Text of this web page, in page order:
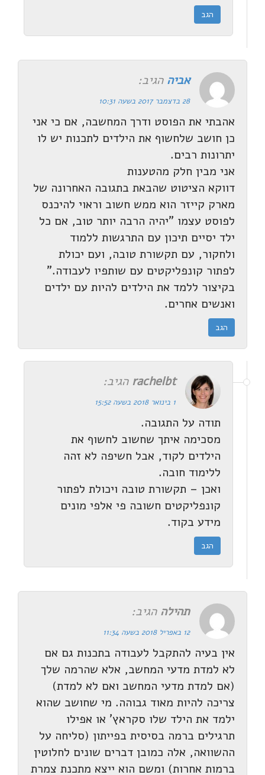
הגב
אביה הגיב:
28 בדצמבר 2017 בשעה 10:31
אהבתי את הפוסט ודרך המחשבה, אם כי אני
כן חושב שלחשוף את הילדים לתכנות יש לו
יתרונות רבים.
אני מבין חלק מהטענות
דווקא הציטוט שהבאת בתגובה האחרונה של
מארק קייזר הוא ממש חשוב וראוי להיכנס
לפוסט עצמו "יהיה הרבה יותר טוב, אם כל
ילד יסיים תיכון עם התרגשות ללמוד
ולחקור, עם תקשורת טובה, ועם יכולת
לפתור קונפליקטים עם שותפיו לעבודה."
בקיצור ללמד את הילדים להיות עם ילדים
ואנשים אחרים.
הגב
rachelbt הגיב:
1 בינואר 2018 בשעה 15:52
תודה על התגובה.
מסכימה איתך שחשוב לחשוף את
הילדים לקוד, אבל חשיפה לא זהה
ללימוד חובה.
ואכן – תקשורת טובה ויכולת לפתור
קונפליקטים חשובה פי אלפי מונים
מידע בקוד.
הגב
תהילה הגיב:
12 באפריל 2018 בשעה 11:34
אין בעיה להתקבל לעבודה בתכנות גם אם
לא למדת מדעי המחשב, אלא שהרמה שלך
(אם למדת מדעי המחשב ואם לא למדת)
צריכה להיות מאוד גבוהה. מי שחושב שהוא
ילמד את הילד שלו סקראץ' או אפילו
תרגילים ברמה בסיסית בפייתון (סליחה על
ההשוואה, אלה כמובן דברים שונים לחלוטין
ברמות אחרות) ומשם הוא ייצא מתכנת צמרת